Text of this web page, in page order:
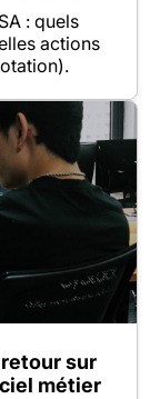
: quels
actions
sur
métier